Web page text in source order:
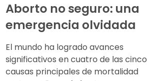
Aborto no seguro: una
emergencia olvidada
El mundo ha logrado avances
significativos en cuatro de las cinco
causas principales de mortalidad